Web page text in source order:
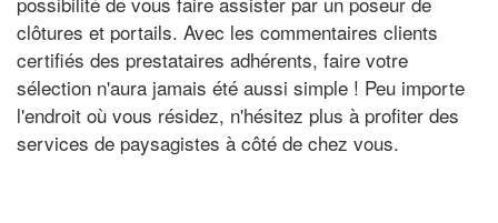
clôtures et portails. Avec les commentaires clients
certifiés des prestataires adhérents, faire votre
sélection n'aura jamais été aussi simple ! Peu importe
l'endroit où vous résidez, n'hésitez plus à profiter des
services de paysagistes à côté de chez vous.